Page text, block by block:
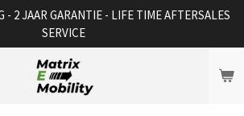
- 2 JAAR GARANTIE - LIFE TIME AFTERSALES
SERVICE